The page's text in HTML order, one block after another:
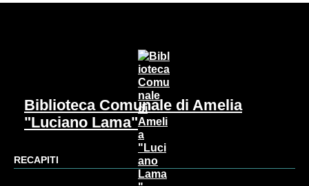
Biblioteca Comunale di Amelia
"Luciano Lama"
RECAPITI